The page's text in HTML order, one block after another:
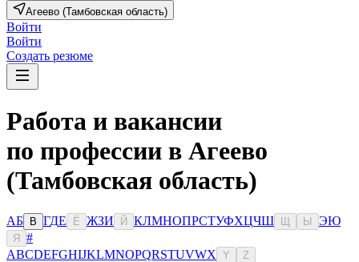
Агеево (Тамбовская область)
Войти
Войти
Создать резюме
Работа и вакансии
по профессии в Агеево
(Тамбовская область)
АБ В ГДЕ Ё ЖЗИ Й КЛМНОПРСТУФХЦЧШ Ы ЭЮ
Я
#
ABCDEFGHIJKLMNOPQRSTUVWX Y Z